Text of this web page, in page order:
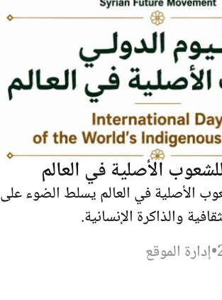
الأصلية في العالم
الأصلية في العالم يسلط الضوء على
والذاكرة الإنسانية.
•إدارة الموقع